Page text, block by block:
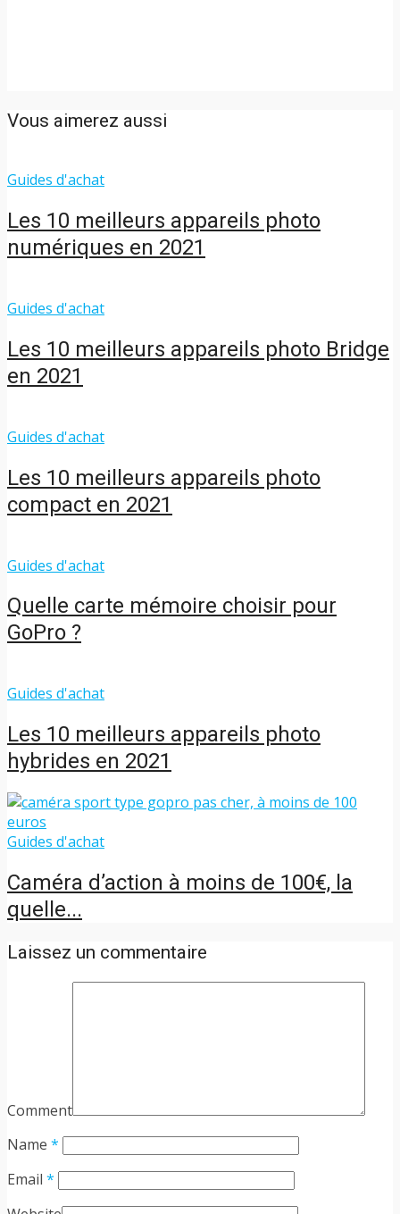
Vous aimerez aussi
Guides d'achat
Les 10 meilleurs appareils photo
numériques en 2021
Guides d'achat
Les 10 meilleurs appareils photo Bridge
en 2021
Guides d'achat
Les 10 meilleurs appareils photo
compact en 2021
Guides d'achat
Quelle carte mémoire choisir pour
GoPro ?
Guides d'achat
Les 10 meilleurs appareils photo
hybrides en 2021
Guides d'achat
Caméra d’action à moins de 100€, la
quelle...
Laissez un commentaire
Comment
Name *
Email *